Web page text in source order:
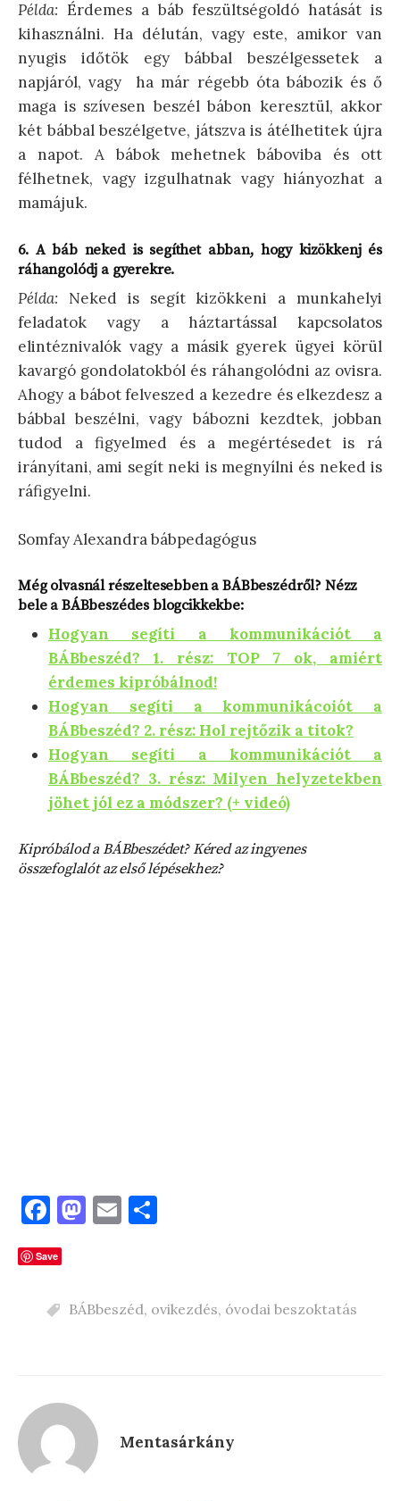
Példa: Érdemes a báb feszültségoldó hatását is
kihasználni. Ha délután, vagy este, amikor van
nyugis időtök egy bábbal beszélgessetek a
napjáról, vagy ha már régebb óta bábozik és ő
maga is szívesen beszél bábon keresztül, akkor
két bábbal beszélgetve, játszva is átélhetitek újra
a napot. A bábok mehetnek báboviba és ott
félhetnek, vagy izgulhatnak vagy hiányozhat a
mamájuk.
6. A báb neked is segíthet abban, hogy kizökkenj és
ráhangolódj a gyerekre.
Példa: Neked is segít kizökkeni a munkahelyi
feladatok vagy a háztartással kapcsolatos
elintéznivalók vagy a másik gyerek ügyei körül
kavargó gondolatokból és ráhangolódni az ovisra.
Ahogy a bábot felveszed a kezedre és elkezdesz a
bábbal beszélni, vagy bábozni kezdtek, jobban
tudod a figyelmed és a megértésedet is rá
irányítani, ami segít neki is megnyílni és neked is
ráfigyelni.
Somfay Alexandra bábpedagógus
Még olvasnál részeltesebben a BÁBbeszédről? Nézz
bele a BÁBbeszédes blogcikkekbe:
Hogyan segíti a kommunikációt a
BÁBbeszéd? 1. rész: TOP 7 ok, amiért
érdemes kipróbálnod!
Hogyan segíti a kommunikácoiót a
BÁBbeszéd? 2. rész: Hol rejtőzik a titok?
Hogyan segíti a kommunikációt a
BÁBbeszéd? 3. rész: Milyen helyzetekben
jöhet jól ez a módszer? (+ videó)
Kipróbálod a BÁBbeszédet? Kéred az ingyenes
összefoglalót az első lépésekhez?
F
a
c
e
b
k
M
d
o
E
e
Save
BÁBbeszéd, ovikezdés, óvodai beszoktatás
Mentasárkány